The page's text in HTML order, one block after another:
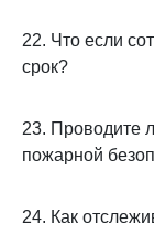
22. Что если
срок?
23. Проводите
пожарной
24. Как